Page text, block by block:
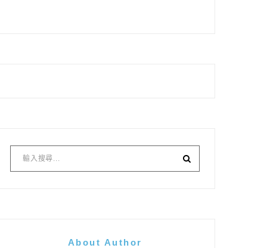
About Author